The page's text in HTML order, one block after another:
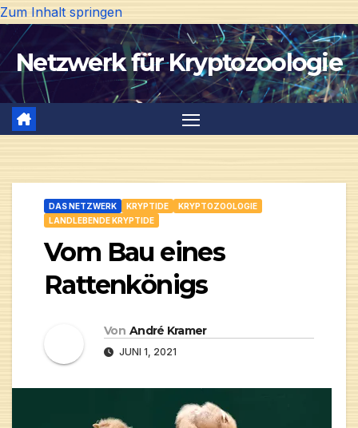
Zum Inhalt springen
Netzwerk für Kryptozoologie
DAS NETZWERK KRYPTIDE
KRYPTOZOOLOGIE
LANDLEBENDE KRYPTIDE
Vom Bau eines
Rattenkönigs
Von André Kramer
JUNI 1, 2021